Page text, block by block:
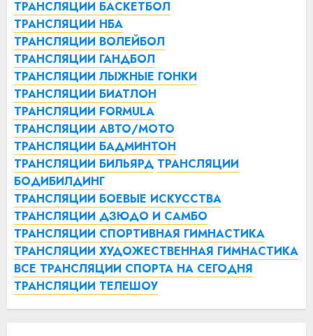
ТРАНСЛЯЦИИ БАСКЕТБОЛ
ТРАНСЛЯЦИИ НБА
ТРАНСЛЯЦИИ ВОЛЕЙБОЛ
ТРАНСЛЯЦИИ ГАНДБОЛ
ТРАНСЛЯЦИИ ЛЫЖНЫЕ ГОНКИ
ТРАНСЛЯЦИИ БИАТЛОН
ТРАНСЛЯЦИИ FORMULA
ТРАНСЛЯЦИИ АВТО/МОТО
ТРАНСЛЯЦИИ БАДМИНТОН
ТРАНСЛЯЦИИ БИЛЬЯРД ТРАНСЛЯЦИИ
БОДИБИЛДИНГ
ТРАНСЛЯЦИИ БОЕВЫЕ ИСКУССТВА
ТРАНСЛЯЦИИ ДЗЮДО И САМБО
ТРАНСЛЯЦИИ СПОРТИВНАЯ ГИМНАСТИКА
ТРАНСЛЯЦИИ ХУДОЖЕСТВЕННАЯ ГИМНАСТИКА
ВСЕ ТРАНСЛЯЦИИ СПОРТА НА СЕГОДНЯ
ТРАНСЛЯЦИИ ТЕЛЕШОУ